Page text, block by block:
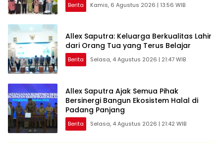
Berita Kamis, 6 Agustus 2026 | 13:56 WIB
Allex Saputra: Keluarga Berkualitas Lahir
dari Orang Tua yang Terus Belajar
Berita Selasa, 4 Agustus 2026 | 21:47 WIB
Allex Saputra Ajak Semua Pihak
Bersinergi Bangun Ekosistem Halal di
Padang Panjang
Berita Selasa, 4 Agustus 2026 | 21:42 WIB